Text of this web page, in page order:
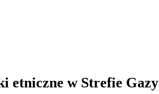
etniczne w Strefie Gazy